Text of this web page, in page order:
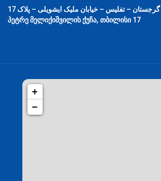
گرجستان – تفلیس – خیابان ملیک ایشویلی – پلاک 17
17 პეტრე მელიქიშვილის ქუჩა, თბილისი
+
−